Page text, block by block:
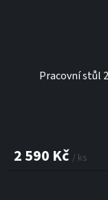
Pracovní stůl
2 590 Kč / ks